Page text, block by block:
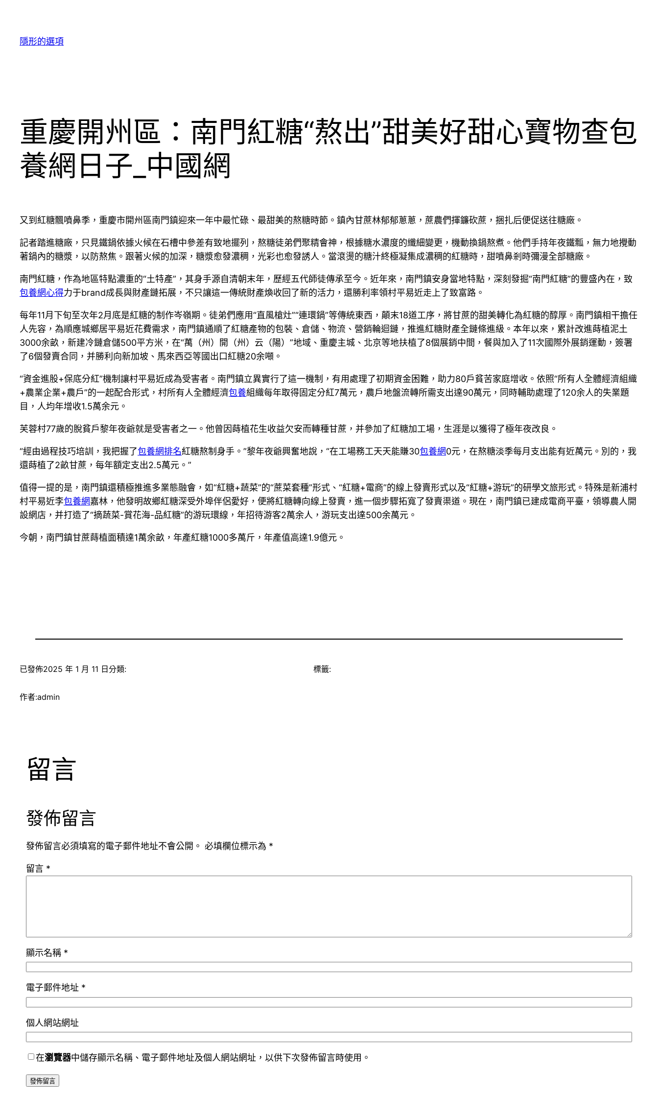
隱形的選項
重慶開州區：南門紅糖“熬出”甜美好甜心寶物查包
養網日子_中國網
又到紅糖飄噴鼻季，重慶市開州區南門鎮迎來一年中最忙碌、最甜美的熬糖時節。鎮內甘蔗林郁郁蔥蔥，蔗農們揮鐮砍蔗，捆扎后便促送往糖廠。
記者踏進糖廠，只見鐵鍋依據火候在石槽中參差有致地擺列，熬糖徒弟們聚精會神，根據糖水濃度的纖細變更，機動換鍋熬煮。他們手持年夜鐵瓢，無力地攪動
著鍋內的糖漿，以防熬焦。跟著火候的加深，糖漿愈發濃稠，光彩也愈發誘人。當滾燙的糖汁終極凝集成濃稠的紅糖時，甜噴鼻剎時彌漫全部糖廠。
南門紅糖，作為地區特點濃重的“土特產”，其身手源自清朝末年，歷經五代師徒傳承至今。近年來，南門鎮安身當地特點，深刻發掘“南門紅糖”的豐盛內在，致
包養網心得力于brand成長與財產鏈拓展，不只讓這一傳統財產煥收回了新的活力，還勝利率領村平易近走上了致富路。
每年11月下旬至次年2月底是紅糖的制作岑嶺期。徒弟們應用“直風槍灶”“連環鍋”等傳統東西，顛末18道工序，將甘蔗的甜美轉化為紅糖的醇厚。南門鎮相干擔任
人先容，為順應城鄉居平易近花費需求，南門鎮通順了紅糖產物的包裝、倉儲、物流、營銷輪迴鏈，推進紅糖財產全鏈條進級。本年以來，累計改進蒔植泥土
3000余畝，新建冷鏈倉儲500平方米，在“萬（州）開（州）云（陽）”地域、重慶主城、北京等地扶植了8個展銷中間，餐與加入了11次國際外展銷運動，簽署
了6個發賣合同，并勝利向新加坡、馬來西亞等國出口紅糖20余噸。
“資金進股+保底分紅”機制讓村平易近成為受害者。南門鎮立異實行了這一機制，有用處理了初期資金困難，助力80戶貧苦家庭增收。依照“所有人全體經濟組織
+農業企業+農戶”的一起配合形式，村所有人全體經濟包養組織每年取得固定分紅7萬元，農戶地盤流轉所需支出達90萬元，同時輔助處理了120余人的失業題
目，人均年增收1.5萬余元。
芙蓉村77歲的脫貧戶黎年夜爺就是受害者之一。他曾因蒔植花生收益欠安而轉種甘蔗，并參加了紅糖加工場，生涯是以獲得了極年夜改良。
“經由過程技巧培訓，我把握了包養網排名紅糖熬制身手。”黎年夜爺興奮地說，“在工場務工天天能賺30包養網0元，在熬糖淡季每月支出能有近萬元。別的，我
還蒔植了2畝甘蔗，每年額定支出2.5萬元。”
值得一提的是，南門鎮還積極推進多業態融會，如“紅糖+蔬菜”的“蔗菜套種”形式、“紅糖+電商”的線上發賣形式以及“紅糖+游玩”的研學文旅形式。特殊是新浦村
村平易近李包養網嘉林，他發明故鄉紅糖深受外埠伴侶愛好，便將紅糖轉向線上發賣，進一個步驟拓寬了發賣渠道。現在，南門鎮已建成電商平臺，領導農人開
設網店，并打造了“摘蔬菜-賞花海-品紅糖”的游玩環線，年招待游客2萬余人，游玩支出達500余萬元。
今朝，南門鎮甘蔗蒔植面積達1萬余畝，年產紅糖1000多萬斤，年產值高達1.9億元。
已發佈2025 年 1 月 11 日 分類:
作者:admin
標籤:
留言
發佈留言
發佈留言必須填寫的電子郵件地址不會公開。 必填欄位標示為 *
留言 *
顯示名稱 *
電子郵件地址 *
個人網站網址
在瀏覽器中儲存顯示名稱、電子郵件地址及個人網站網址，以供下次發佈留言時使用。